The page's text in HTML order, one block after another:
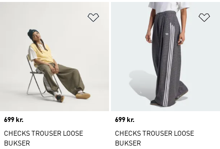
Føj til ønskeliste
Price
699 kr.
CHECKS TROUSER LOOSE
BUKSER
Price
699 kr.
CHECKS TROUSER LOOSE
BUKSER